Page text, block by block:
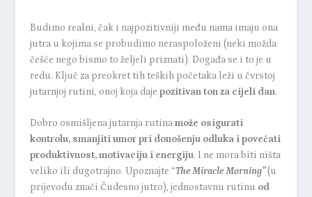
Budimo realni, čak i najpozitivniji među nama imaju ona
jutra u kojima se probudimo neraspoloženi (neki možda
češće nego bismo to željeli priznati). Događa se i to je u
redu. Ključ za preokret tih teških početaka leži u čvrstoj
jutarnjoj rutini, onoj koja daje pozitivan ton za cijeli dan.
Dobro osmišljena jutarnja rutinamože osigurati
kontrolu, smanjiti umor pri donošenju odluka ipovećati
produktivnost, motivaciju i energiju. I ne mora biti ništa
veliko ili dugotrajno. Upoznajte “The Miracle Morning” (u
prijevodu znači Čudesno jutro), jednostavnu rutinu od